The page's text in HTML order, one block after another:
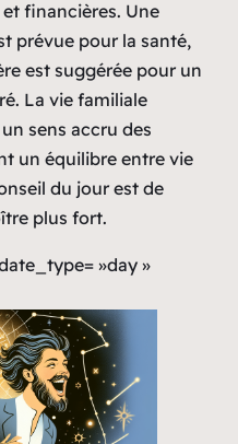
financières. Une
prévue pour la santé,
est suggérée pour un
La vie familiale
sens accru des
un équilibre entre vie
du jour est de
plus fort.
»day »